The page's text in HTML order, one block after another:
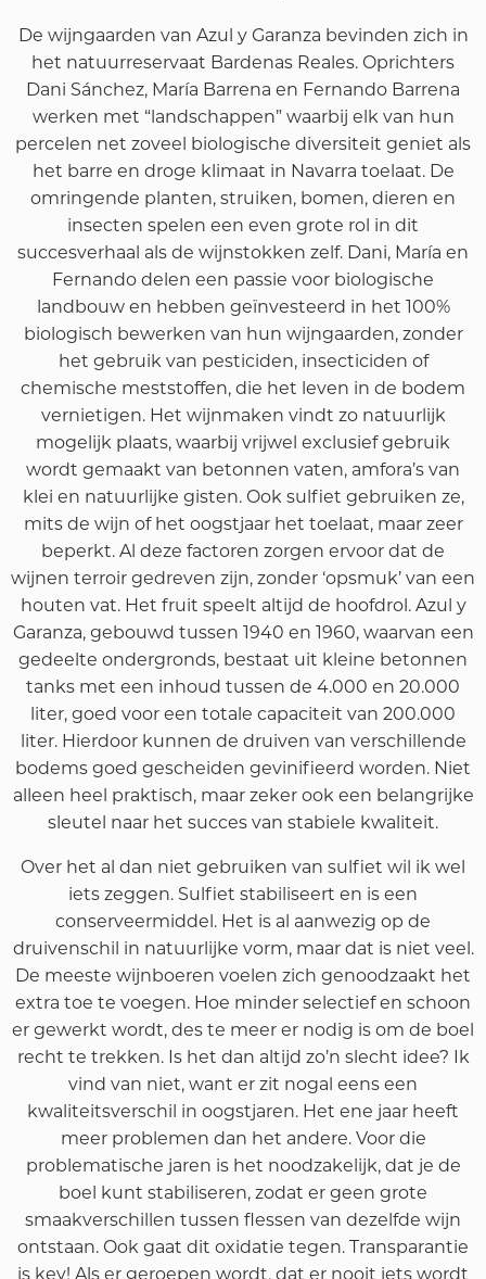
De wijngaarden van Azul y Garanza bevinden zich in
het natuurreservaat Bardenas Reales. Oprichters
Dani Sánchez, María Barrena en Fernando Barrena
werken met “landschappen” waarbij elk van hun
percelen net zoveel biologische diversiteit geniet als
het barre en droge klimaat in Navarra toelaat. De
omringende planten, struiken, bomen, dieren en
insecten spelen een even grote rol in dit
succesverhaal als de wijnstokken zelf. Dani, María en
Fernando delen een passie voor biologische
landbouw en hebben geïnvesteerd in het 100%
biologisch bewerken van hun wijngaarden, zonder
het gebruik van pesticiden, insecticiden of
chemische meststoffen, die het leven in de bodem
vernietigen. Het wijnmaken vindt zo natuurlijk
mogelijk plaats, waarbij vrijwel exclusief gebruik
wordt gemaakt van betonnen vaten, amfora’s van
klei en natuurlijke gisten. Ook sulfiet gebruiken ze,
mits de wijn of het oogstjaar het toelaat, maar zeer
beperkt. Al deze factoren zorgen ervoor dat de
wijnen terroir gedreven zijn, zonder ‘opsmuk’ van een
houten vat. Het fruit speelt altijd de hoofdrol. Azul y
Garanza, gebouwd tussen 1940 en 1960, waarvan een
gedeelte ondergronds, bestaat uit kleine betonnen
tanks met een inhoud tussen de 4.000 en 20.000
liter, goed voor een totale capaciteit van 200.000
liter. Hierdoor kunnen de druiven van verschillende
bodems goed gescheiden gevinifieerd worden. Niet
alleen heel praktisch, maar zeker ook een belangrijke
sleutel naar het succes van stabiele kwaliteit.
Over het al dan niet gebruiken van sulfiet wil ik wel
iets zeggen. Sulfiet stabiliseert en is een
conserveermiddel. Het is al aanwezig op de
druivenschil in natuurlijke vorm, maar dat is niet veel.
De meeste wijnboeren voelen zich genoodzaakt het
extra toe te voegen. Hoe minder selectief en schoon
er gewerkt wordt, des te meer er nodig is om de boel
recht te trekken. Is het dan altijd zo’n slecht idee? Ik
vind van niet, want er zit nogal eens een
kwaliteitsverschil in oogstjaren. Het ene jaar heeft
meer problemen dan het andere. Voor die
problematische jaren is het noodzakelijk, dat je de
boel kunt stabiliseren, zodat er geen grote
smaakverschillen tussen flessen van dezelfde wijn
ontstaan. Ook gaat dit oxidatie tegen. Transparantie
is key! Als er geroepen wordt, dat er nooit iets wordt